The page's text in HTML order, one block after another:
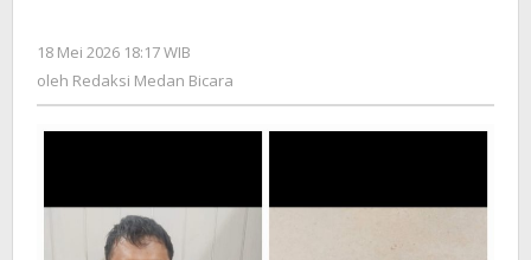
18 Mei 2026 18:17 WIB
Redaksi
oleh Redaksi Medan Bicara